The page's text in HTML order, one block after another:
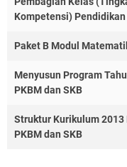
Kompetensi)
Paket B Modul
Menyusun Program
PKBM dan SKB
Struktur Kurikulum 2013
PKBM dan SKB